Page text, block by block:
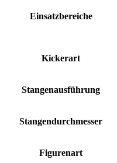
Einsatzbereiche
Kickerart
Stangenausführung
Stangendurchmesser
Figurenart